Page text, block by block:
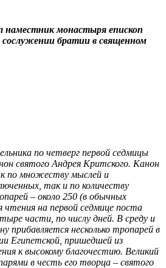
наместник монастыря епископ
братии в священном
по четверг первой седмицы
святого Андрея Критского. Канон
по множеству мыслей и
так и по количеству
– около 250 (в обычных
чтения на первой седмице поста
части, по числу дней. В среду и
прибавляется несколько тропарей в
Египетской, пришедшей из
к высокому благочестию. Великий
в честь его творца – святого